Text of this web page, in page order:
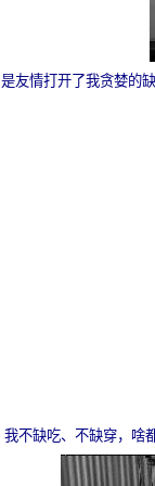
是友情打开了我贪婪的
我不缺吃、不缺穿，